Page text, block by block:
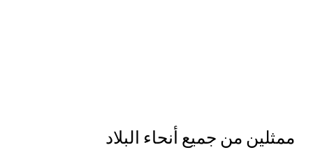
ممثلين من جميع أنحاء البلاد